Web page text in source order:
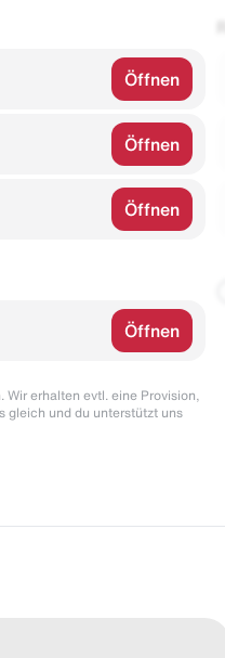
Öffnen
Öffnen
Öffnen
Öffnen
erhalten evtl. eine Provision,
gleich und du unterstützt uns